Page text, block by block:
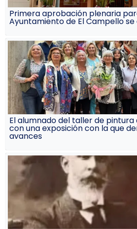
Primera aprobación plenaria
Ayuntamiento de El Campello se
El alumnado del taller de pintura
con una exposición con la que
avances